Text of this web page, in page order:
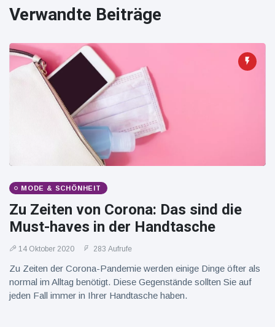
England":
Fans
nach WM-
Aus
Sorge um
Jungstorch
nimmt
glückliche
Wendung
16 Juli
Aufrufe
Vor WM-
Finale:
Rauch-
Warnung
und Hitze
in New
York
16 Juli
Aufrufe
Verwandte Beiträge
MODE & SCHÖNHEIT
Zu Zeiten von Corona: Das sind die
Must-haves in der Handtasche
14 Oktober 2020 283 Aufrufe
Zu Zeiten der Corona-Pandemie werden einige Dinge öfter als
normal im Alltag benötigt. Diese Gegenstände sollten Sie auf
jeden Fall immer in Ihrer Handtasche haben.